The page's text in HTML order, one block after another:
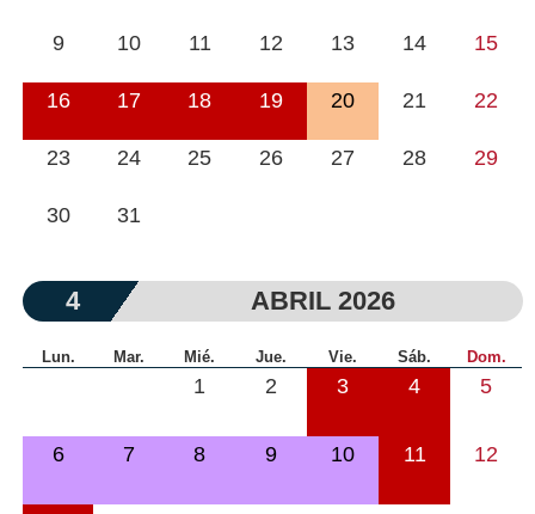
9 10 11 12 13 14 15
16 17 18 19 20 21 22
23 24 25 26 27 28 29
30 31
4 ABRIL 2026
Lun. Mar. Mié. Jue. Vie. Sáb. Dom.
1 2 3 4 5
6 7 8 9 10 11 12